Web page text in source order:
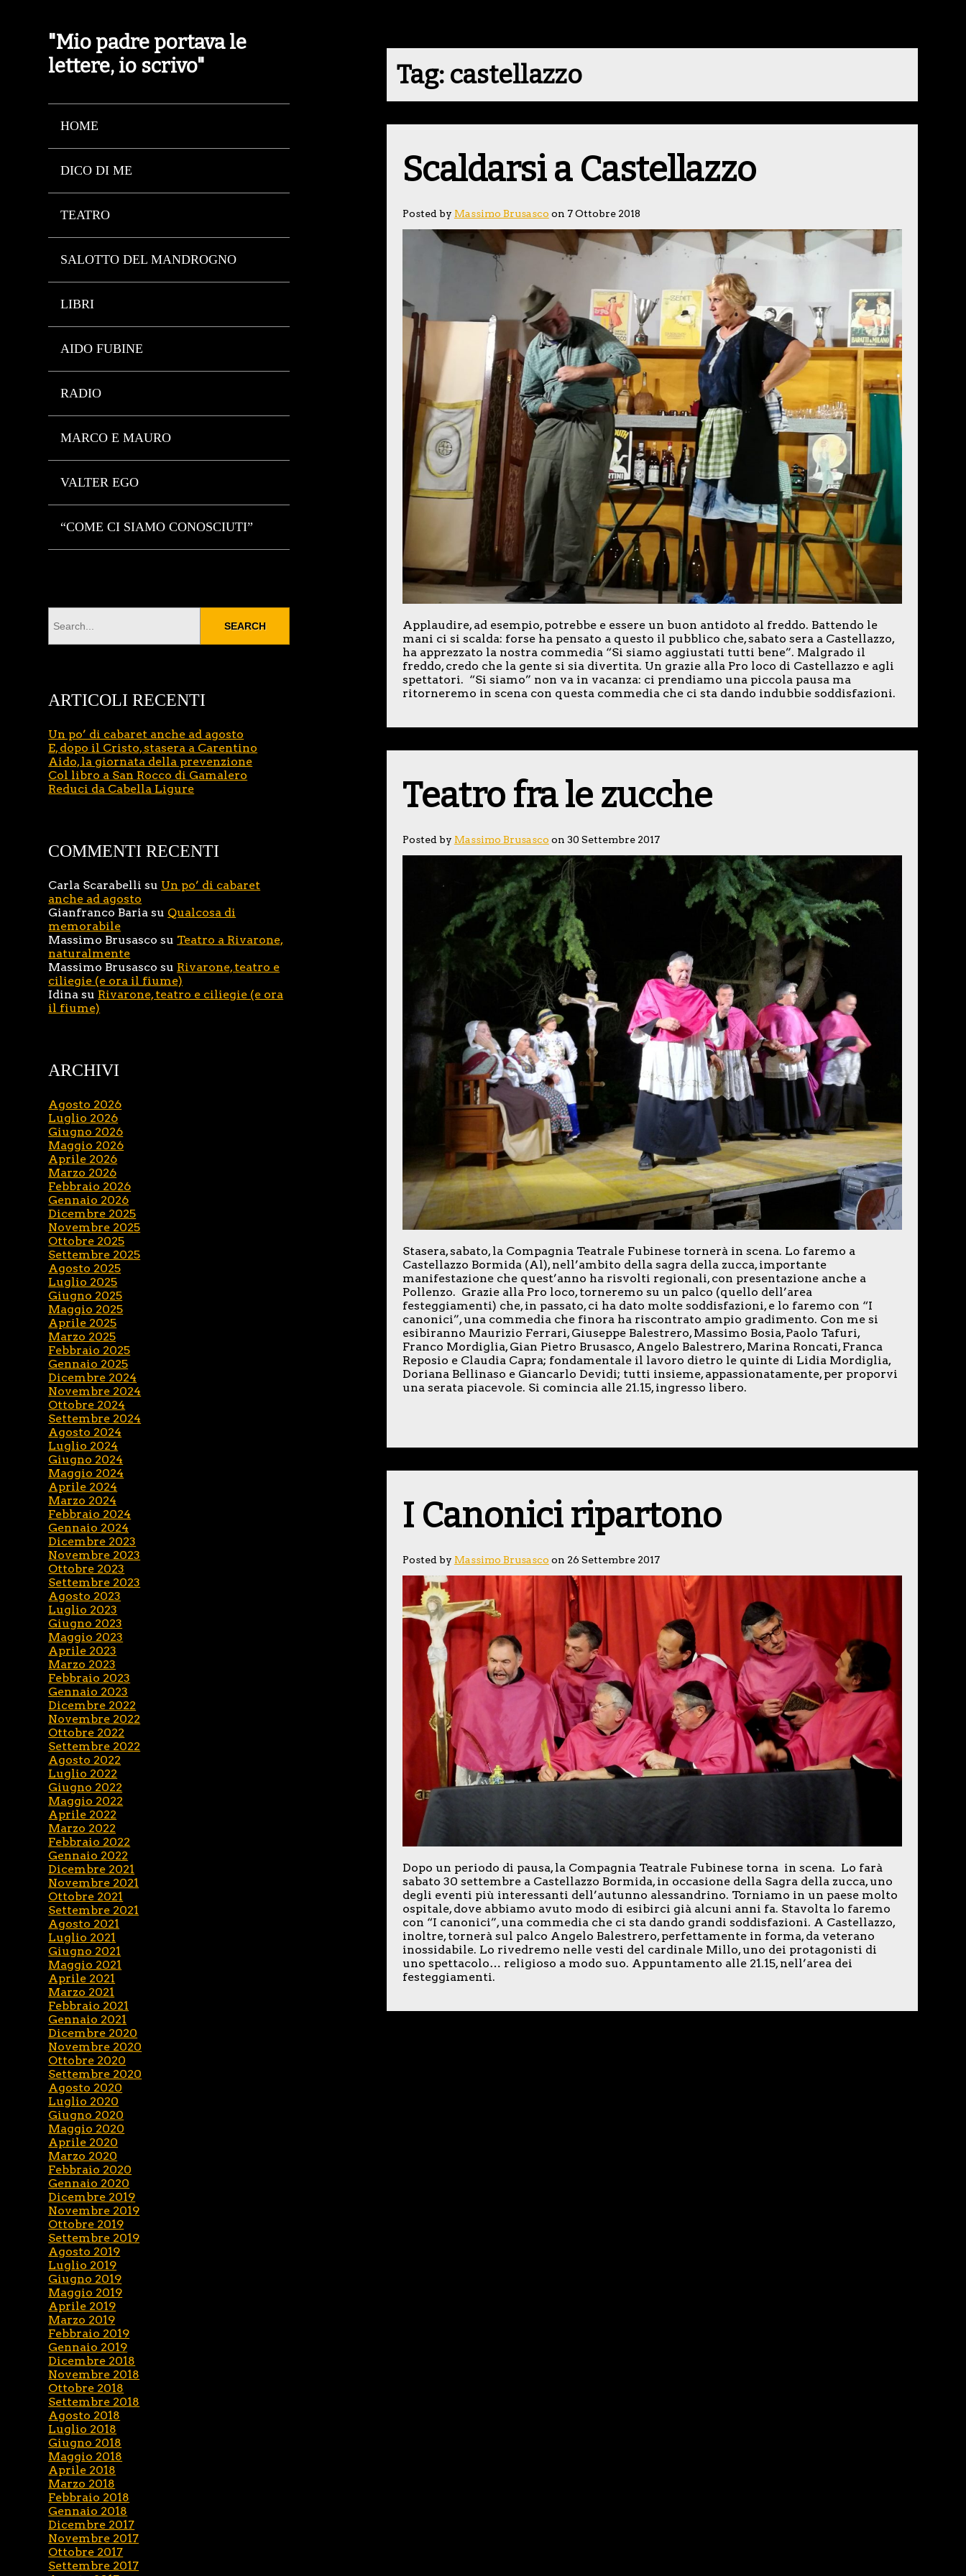
"Mio padre portava le
lettere, io scrivo"
HOME
DICO DI ME
TEATRO
SALOTTO DEL MANDROGNO
LIBRI
AIDO FUBINE
RADIO
MARCO E MAURO
VALTER EGO
“COME CI SIAMO CONOSCIUTI”
Tag: castellazzo
Scaldarsi a Castellazzo
Posted by Massimo Brusasco on 7 Ottobre 2018
Applaudire, ad esempio, potrebbe e essere un buon antidoto al freddo. Battendo le
mani ci si scalda: forse ha pensato a questo il pubblico che, sabato sera a Castellazzo,
ha apprezzato la nostra commedia “Si siamo aggiustati tutti bene”. Malgrado il
freddo, credo che la gente si sia divertita. Un grazie alla Pro loco di Castellazzo e agli
spettatori. “Si siamo” non va in vacanza: ci prendiamo una piccola pausa ma
ritorneremo in scena con questa commedia che ci sta dando indubbie soddisfazioni.
Teatro fra le zucche
Posted by Massimo Brusasco on 30 Settembre 2017
Stasera, sabato, la Compagnia Teatrale Fubinese tornerà in scena. Lo faremo a
Castellazzo Bormida (Al), nell’ambito della sagra della zucca, importante
manifestazione che quest’anno ha risvolti regionali, con presentazione anche a
Pollenzo. Grazie alla Pro loco, torneremo su un palco (quello dell’area
festeggiamenti) che, in passato, ci ha dato molte soddisfazioni, e lo faremo con “I
canonici”, una commedia che finora ha riscontrato ampio gradimento. Con me si
esibiranno Maurizio Ferrari, Giuseppe Balestrero, Massimo Bosia, Paolo Tafuri,
Franco Mordiglia, Gian Pietro Brusasco, Angelo Balestrero, Marina Roncati, Franca
Reposio e Claudia Capra; fondamentale il lavoro dietro le quinte di Lidia Mordiglia,
Doriana Bellinaso e Giancarlo Devidi; tutti insieme, appassionatamente, per proporvi
una serata piacevole. Si comincia alle 21.15, ingresso libero.
I Canonici ripartono
Posted by Massimo Brusasco on 26 Settembre 2017
Dopo un periodo di pausa, la Compagnia Teatrale Fubinese torna in scena. Lo farà
sabato 30 settembre a Castellazzo Bormida, in occasione della Sagra della zucca, uno
degli eventi più interessanti dell’autunno alessandrino. Torniamo in un paese molto
ospitale, dove abbiamo avuto modo di esibirci già alcuni anni fa. Stavolta lo faremo
con “I canonici”, una commedia che ci sta dando grandi soddisfazioni. A Castellazzo,
inoltre, tornerà sul palco Angelo Balestrero, perfettamente in forma, da veterano
inossidabile. Lo rivedremo nelle vesti del cardinale Millo, uno dei protagonisti di
uno spettacolo… religioso a modo suo. Appuntamento alle 21.15, nell’area dei
festeggiamenti.
ARTICOLI RECENTI
Un po’ di cabaret anche ad agosto
E, dopo il Cristo, stasera a Carentino
Aido, la giornata della prevenzione
Col libro a San Rocco di Gamalero
Reduci da Cabella Ligure
COMMENTI RECENTI
Carla Scarabelli su Un po’ di cabaret
anche ad agosto
Gianfranco Baria su Qualcosa di
memorabile
Massimo Brusasco su Teatro a Rivarone,
naturalmente
Massimo Brusasco su Rivarone, teatro e
ciliegie (e ora il fiume)
Idina su Rivarone, teatro e ciliegie (e ora
il fiume)
ARCHIVI
Agosto 2026
Luglio 2026
Giugno 2026
Maggio 2026
Aprile 2026
Marzo 2026
Febbraio 2026
Gennaio 2026
Dicembre 2025
Novembre 2025
Ottobre 2025
Settembre 2025
Agosto 2025
Luglio 2025
Giugno 2025
Maggio 2025
Aprile 2025
Marzo 2025
Febbraio 2025
Gennaio 2025
Dicembre 2024
Novembre 2024
Ottobre 2024
Settembre 2024
Agosto 2024
Luglio 2024
Giugno 2024
Maggio 2024
Aprile 2024
Marzo 2024
Febbraio 2024
Gennaio 2024
Dicembre 2023
Novembre 2023
Ottobre 2023
Settembre 2023
Agosto 2023
Luglio 2023
Giugno 2023
Maggio 2023
Aprile 2023
Marzo 2023
Febbraio 2023
Gennaio 2023
Dicembre 2022
Novembre 2022
Ottobre 2022
Settembre 2022
Agosto 2022
Luglio 2022
Giugno 2022
Maggio 2022
Aprile 2022
Marzo 2022
Febbraio 2022
Gennaio 2022
Dicembre 2021
Novembre 2021
Ottobre 2021
Settembre 2021
Agosto 2021
Luglio 2021
Giugno 2021
Maggio 2021
Aprile 2021
Marzo 2021
Febbraio 2021
Gennaio 2021
Dicembre 2020
Novembre 2020
Ottobre 2020
Settembre 2020
Agosto 2020
Luglio 2020
Giugno 2020
Maggio 2020
Aprile 2020
Marzo 2020
Febbraio 2020
Gennaio 2020
Dicembre 2019
Novembre 2019
Ottobre 2019
Settembre 2019
Agosto 2019
Luglio 2019
Giugno 2019
Maggio 2019
Aprile 2019
Marzo 2019
Febbraio 2019
Gennaio 2019
Dicembre 2018
Novembre 2018
Ottobre 2018
Settembre 2018
Agosto 2018
Luglio 2018
Giugno 2018
Maggio 2018
Aprile 2018
Marzo 2018
Febbraio 2018
Gennaio 2018
Dicembre 2017
Novembre 2017
Ottobre 2017
Settembre 2017